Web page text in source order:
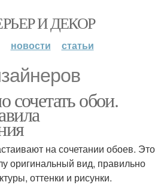
И ДЕКОР
новости статьи
сочетать обои.
на сочетании обоев. Это
оригинальный вид, правильно
оттенки и рисунки.